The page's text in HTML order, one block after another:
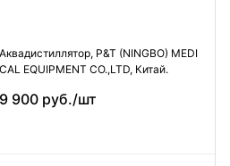
Аквадистиллятор, P&T (NINGBO) MEDI
CAL EQUIPMENT CO.,LTD, Китай.
9 900 руб./шт